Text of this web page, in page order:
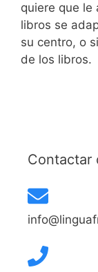
quiere que le
libros se
su centro, o
de los libros.
Contactar